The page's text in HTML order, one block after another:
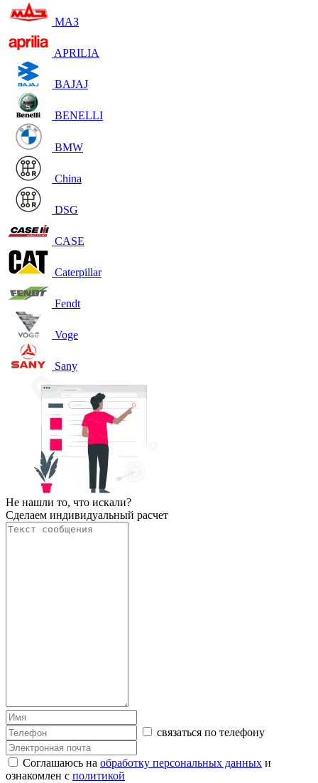
МАЗ
APRILIA
BAJAJ
BENELLI
BMW
China
DSG
CASE
Caterpillar
Fendt
Voge
Sany
Не нашли то, что искали?
Сделаем индивидуальный расчет
связаться по телефону
Соглашаюсь на обработку персональных данных и
ознакомлен с политикой